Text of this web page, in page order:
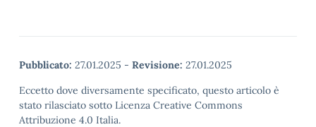
Pubblicato: 27.01.2025 - Revisione: 27.01.2025
Eccetto dove diversamente specificato, questo articolo è
stato rilasciato sotto Licenza Creative Commons
Attribuzione 4.0 Italia.